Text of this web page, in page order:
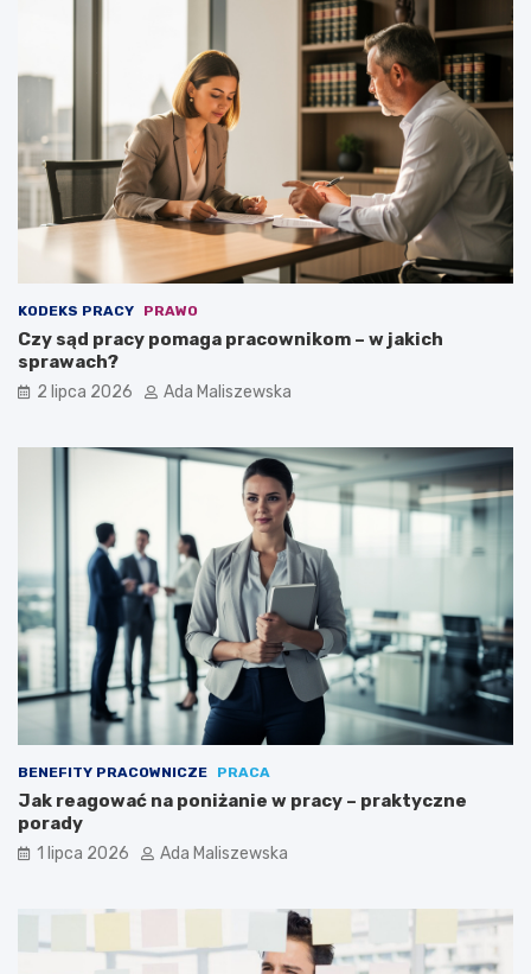
KODEKS PRACY PRAWO
Czy sąd pracy pomaga pracownikom – w jakich
sprawach?
2 lipca 2026 Ada Maliszewska
BENEFITY PRACOWNICZE PRACA
Jak reagować na poniżanie w pracy – praktyczne
porady
1 lipca 2026 Ada Maliszewska